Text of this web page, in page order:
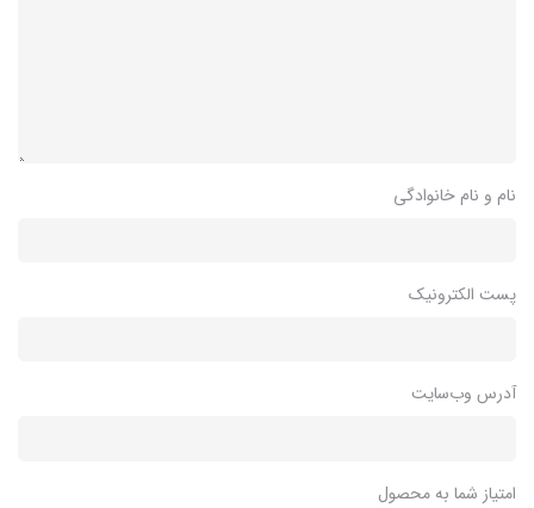
نام و نام خانوادگی
پست الکترونیک
آدرس وب‌سایت
امتیاز شما به محصول